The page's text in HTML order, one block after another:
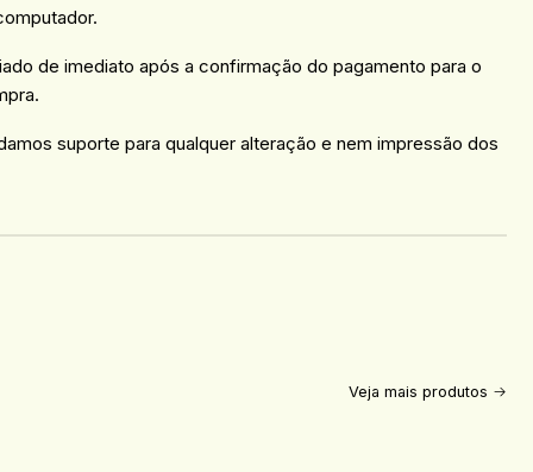
de imediato após a confirmação do pagamento para o
suporte para qualquer alteração e nem impressão dos
Veja mais produtos